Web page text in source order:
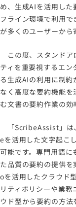
め、生成AIを活用し
フライン環境で利用
が多くのユーザーから
この度、スタンドア
ティを重要視するエン
る生成AIの利用に制
なく高度な要約機能
む文書の要約作業の効
「ScribeAssist」は
eを活用した文字起こ
可能です。専門用語
た品質の要約の提供
oを活用したクラウド
リティポリシーや業
ウド型から要約の方法